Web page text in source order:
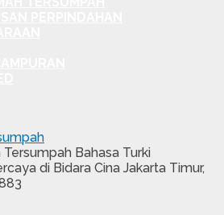
Bahasa Turki
di Bidara Cina Jakarta Timur,